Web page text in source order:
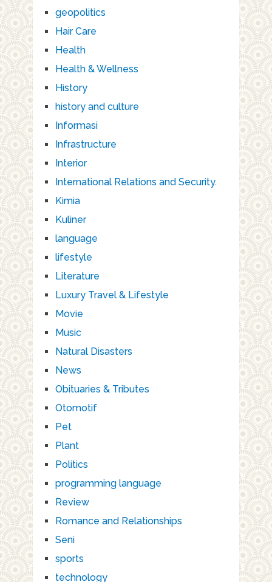
geopolitics
Hair Care
Health
Health & Wellness
History
history and culture
Informasi
Infrastructure
Interior
International Relations and Security.
Kimia
Kuliner
language
lifestyle
Literature
Luxury Travel & Lifestyle
Movie
Music
Natural Disasters
News
Obituaries & Tributes
Otomotif
Pet
Plant
Politics
programming language
Review
Romance and Relationships
Seni
sports
technology